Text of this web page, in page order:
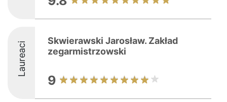
Laureaci
Skwierawski Jarosław. Zakład
zegarmistrzowski
9